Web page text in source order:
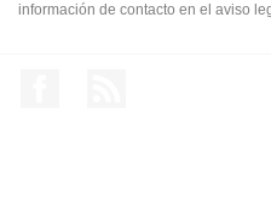
información de contacto en el aviso